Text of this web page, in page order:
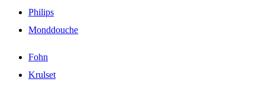
Philips
Monddouche
Fohn
Krulset